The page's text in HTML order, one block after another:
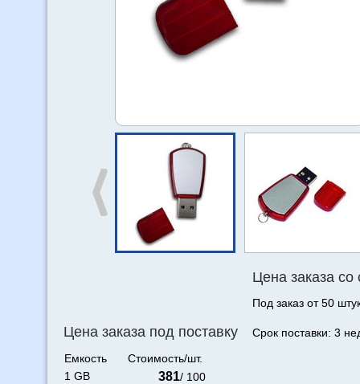
Цена заказа под поставку
Емкость
Стоимость/шт.
1 GB
381/ 100
Цена заказа со
Под заказ от 50
Срок поставки: 3